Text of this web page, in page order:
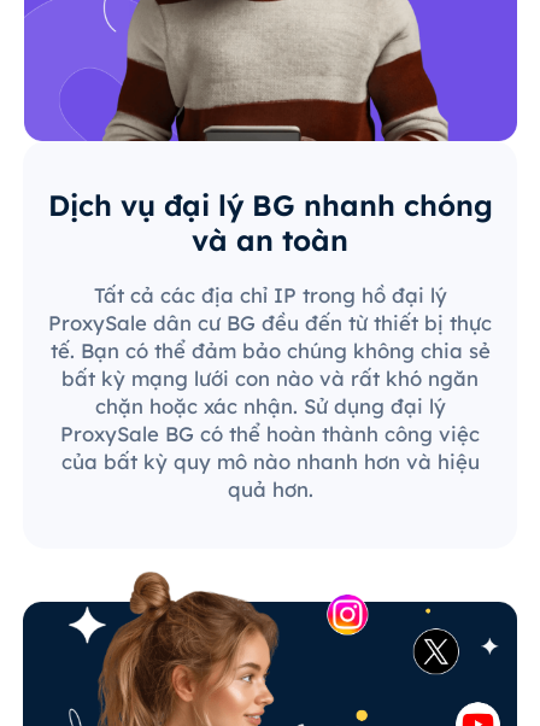
Dịch vụ đại lý BG nhanh chóng
và an toàn
Tất cả các địa chỉ IP trong hồ đại lý
ProxySale dân cư BG đều đến từ thiết bị thực
tế. Bạn có thể đảm bảo chúng không chia sẻ
bất kỳ mạng lưới con nào và rất khó ngăn
chặn hoặc xác nhận. Sử dụng đại lý
ProxySale BG có thể hoàn thành công việc
của bất kỳ quy mô nào nhanh hơn và hiệu
quả hơn.